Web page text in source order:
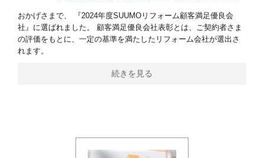
おかげさまで、 『2024年度SUUMOリフォーム顧客満足優良会
社』に選ばれました。 顧客満足優良会社表彰とは、ご契約者さま
の評価をもとに、一定の基準を満たしたリフォーム会社が選出さ
れます。
続きを見る